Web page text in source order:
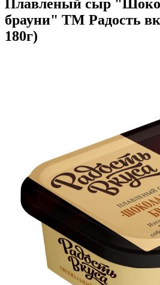
Плавленый сыр
брауни" TM Радость
180г)